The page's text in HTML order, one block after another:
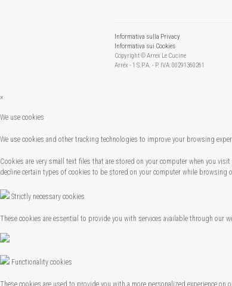
Informativa sulla Privacy
Informativa sui Cookies
Copyright © Arrex Le Cucine
Arrex - 1 S.P.A. - P. IVA: 00291360261
×
We use cookies
We use cookies and other tracking technologies to improve your browsing
Cookies are very small text files that are stored on your computer when you
decline certain types of cookies to be stored on your computer while
Strictly necessary cookies
These cookies are essential to provide you with services available through our
Functionality cookies
These cookies are used to provide you with a more personalized experience